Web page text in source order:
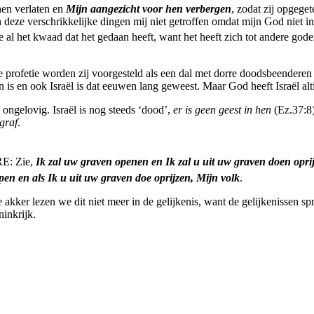
verlaten en Mijn aangezicht voor hen verbergen, zodat zij
verschrikkelijke dingen mij niet getroffen omdat mijn God niet
al het kwaad dat het gedaan heeft, want het heeft zich tot andere
worden zij voorgesteld als een dal met dorre
en ook Israël is dat eeuwen lang geweest. Maar God heeft Israël
Israël is nog steeds ‘dood’, er is geen geest in hen
.
Zie, Ik zal uw graven openen en Ik zal u uit uw graven doen
en als Ik u uit uw graven doe oprijzen, Mijn volk.
lezen we dit niet meer in de gelijkenis, want de gelijkenissen